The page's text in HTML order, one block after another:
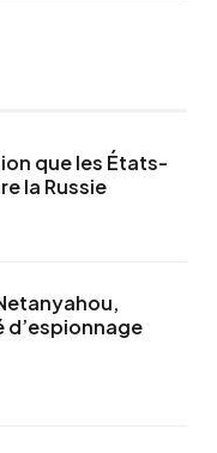
que les États-
la Russie
d’espionnage